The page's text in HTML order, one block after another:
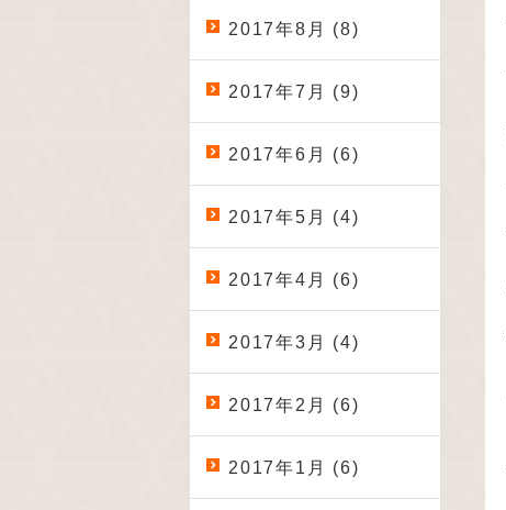
2017年8月 (8)
2017年7月 (9)
2017年6月 (6)
2017年5月 (4)
2017年4月 (6)
2017年3月 (4)
2017年2月 (6)
2017年1月 (6)